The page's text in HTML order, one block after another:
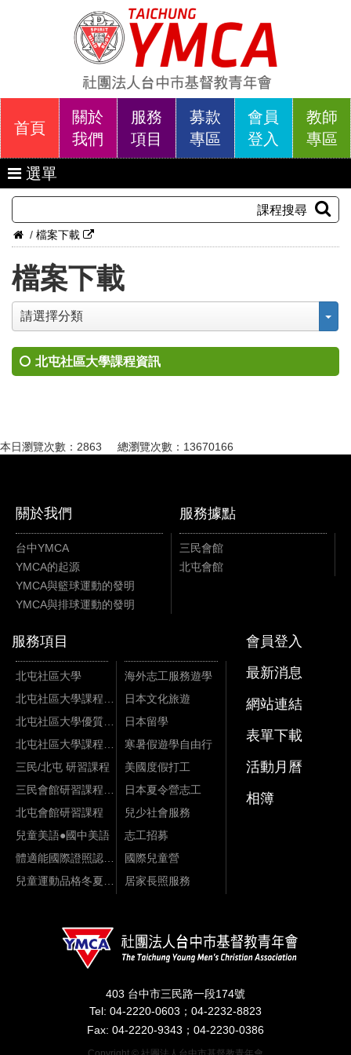
首頁
關於
我們
服務
項目
募款
專區
會員
登入
教師
專區
選單
課程搜尋
/ 檔案下載
檔案下載
請選擇分類
北屯社區大學課程資訊
本日瀏覽次數：2863 總瀏覽次數：13670166
關於我們
台中YMCA
YMCA的起源
YMCA與籃球運動的發明
YMCA與排球運動的發明
服務據點
三民會館
北屯會館
服務項目
北屯社區大學
三民/北屯 研習課程
北屯會館研習課程
兒童美語●國中美語
海外志工服務遊學
日本文化旅遊
日本留學
寒暑假遊學自由行
美國度假打工
日本夏令營志工
兒少社會服務
志工招募
國際兒童營
居家長照服務
會員登入
最新消息
網站連結
表單下載
活動月曆
相簿
403 台中市三民路一段174號
Tel: 04-2220-0603；04-2232-8823
Fax: 04-2220-9343；04-2230-0386